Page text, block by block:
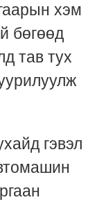
хэм
бөгөөд
тав тух
гэвэл